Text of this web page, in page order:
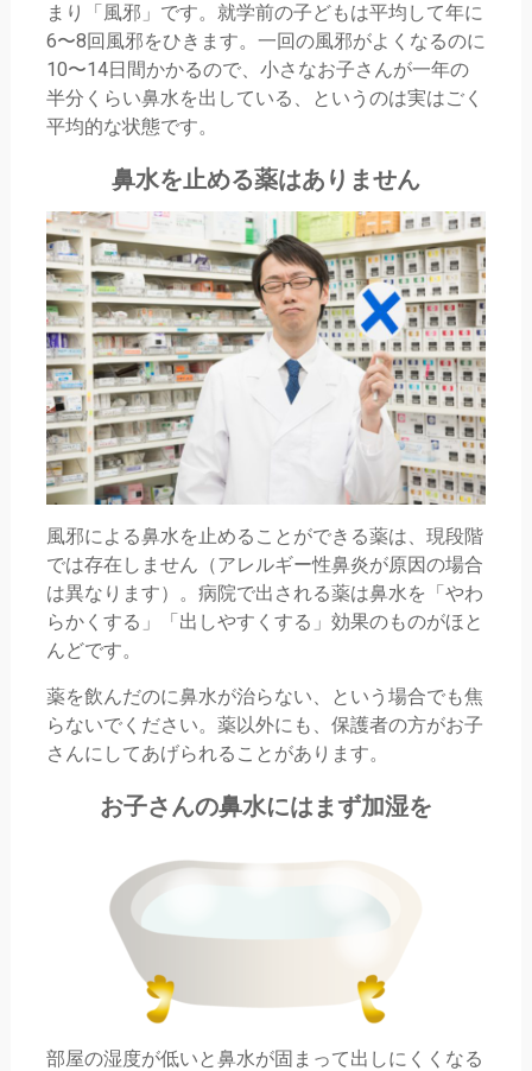
まり「風邪」です。就学前の子どもは平均して年に
6〜8回風邪をひきます。一回の風邪がよくなるのに
10〜14日間かかるので、小さなお子さんが一年の
半分くらい鼻水を出している、というのは実はごく
平均的な状態です。
鼻水を止める薬はありません
風邪による鼻水を止めることができる薬は、現段階
では存在しません（アレルギー性鼻炎が原因の場合
は異なります）。病院で出される薬は鼻水を「やわ
らかくする」「出しやすくする」効果のものがほと
んどです。
薬を飲んだのに鼻水が治らない、という場合でも焦
らないでください。薬以外にも、保護者の方がお子
さんにしてあげられることがあります。
お子さんの鼻水にはまず加湿を
部屋の湿度が低いと鼻水が固まって出しにくくなる